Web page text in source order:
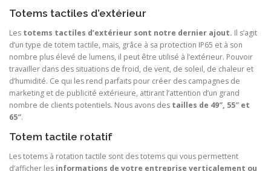
Totems tactiles d’extérieur
Les totems tactiles d’extérieur sont notre dernier ajout. Il s’agit
d’un type de totem tactile, mais, grâce à sa protection IP65 et à son
nombre plus élevé de lumens, il peut être utilisé à l’extérieur. Pouvoir
travailler dans des situations de froid, de vent, de soleil, de chaleur et
d’humidité. Ce qui les rend parfaits pour créer des campagnes de
marketing et de publicité extérieure, attirant l’attention d’un grand
nombre de clients potentiels. Nous avons des tailles de 49″, 55″ et
65″.
Totem tactile rotatif
Les totems à rotation tactile sont des totems qui vous permettent
d’afficher les informations de votre entreprise verticalement ou